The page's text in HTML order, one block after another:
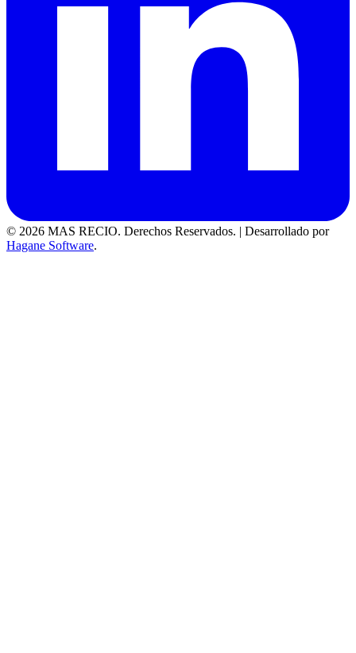
© 2026 MAS RECIO. Derechos Reservados. | Desarrollado por
Hagane Software.